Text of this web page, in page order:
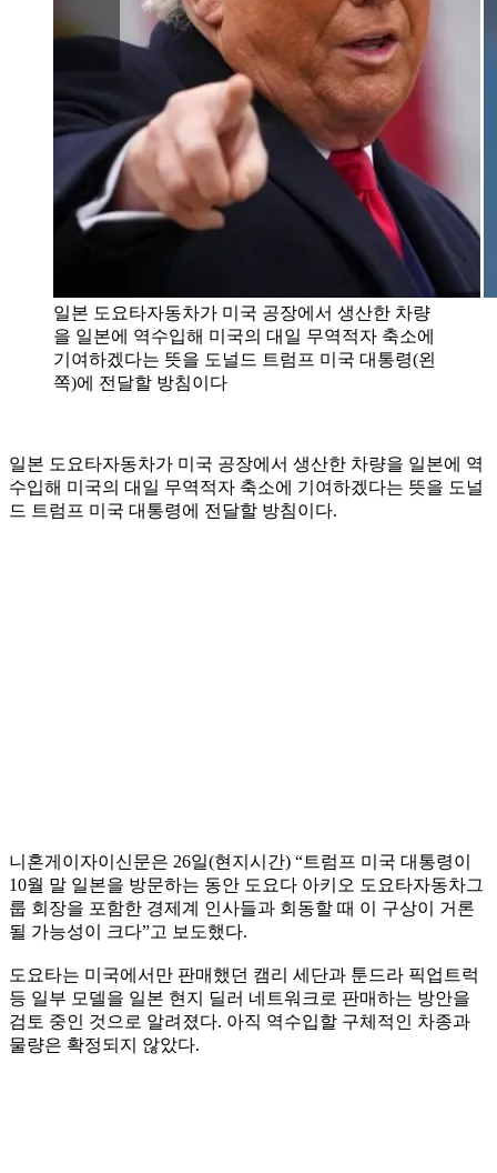
일본 도요타자동차가 미국 공장에서 생산한 차량
을 일본에 역수입해 미국의 대일 무역적자 축소에
기여하겠다는 뜻을 도널드 트럼프 미국 대통령(왼
쪽)에 전달할 방침이다
일본 도요타자동차가 미국 공장에서 생산한 차량을 일본에 역
수입해 미국의 대일 무역적자 축소에 기여하겠다는 뜻을 도널
드 트럼프 미국 대통령에 전달할 방침이다.
니혼게이자이신문은 26일(현지시간) “트럼프 미국 대통령이
10월 말 일본을 방문하는 동안 도요다 아키오 도요타자동차그
룹 회장을 포함한 경제계 인사들과 회동할 때 이 구상이 거론
될 가능성이 크다”고 보도했다.
도요타는 미국에서만 판매했던 캠리 세단과 툰드라 픽업트럭
등 일부 모델을 일본 현지 딜러 네트워크로 판매하는 방안을
검토 중인 것으로 알려졌다. 아직 역수입할 구체적인 차종과
물량은 확정되지 않았다.